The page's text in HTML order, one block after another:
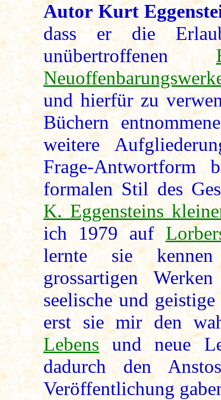
Autor Kurt
dass er die
unübertroffenen
und hierfür zu
Büchern
weitere
Frage-Antwortform
formalen Stil des
K. Eggensteins
ich 1979 auf
lernte sie
grossartigen
seelische und
erst sie mir den
Lebensund neue
dadurch den
Veröffentlichung